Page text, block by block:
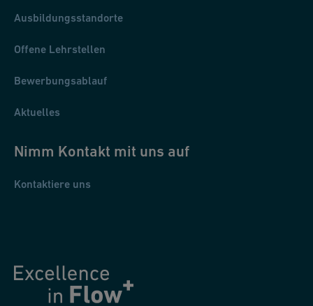
Ausbildungsstandorte
Offene Lehrstellen
Bewerbungsablauf
Aktuelles
Nimm Kontakt mit uns auf
Kontaktiere uns